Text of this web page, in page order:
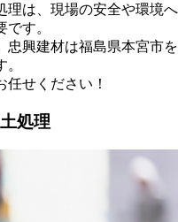
理は、現場の安全や環境へ
す。
忠興建材は福島県本宮市を
せください！
処理